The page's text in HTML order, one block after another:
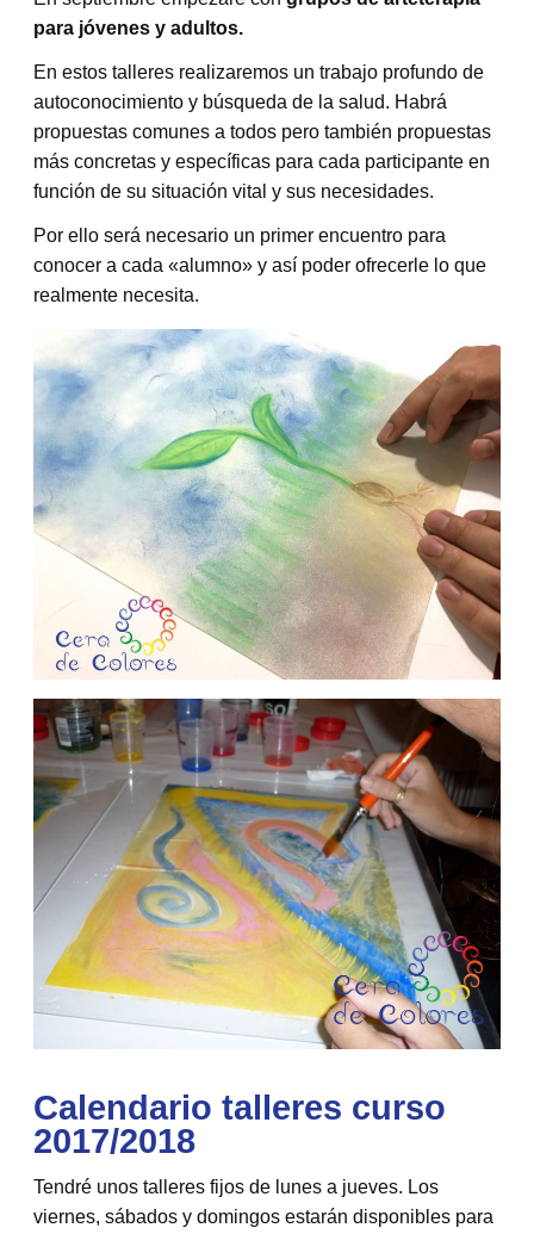
para jóvenes y adultos.
En estos talleres realizaremos un trabajo profundo de
autoconocimiento y búsqueda de la salud. Habrá
propuestas comunes a todos pero también propuestas
más concretas y específicas para cada participante en
función de su situación vital y sus necesidades.
Por ello será necesario un primer encuentro para
conocer a cada «alumno» y así poder ofrecerle lo que
realmente necesita.
Calendario talleres curso
2017/2018
Tendré unos talleres fijos de lunes a jueves. Los
viernes, sábados y domingos estarán disponibles para